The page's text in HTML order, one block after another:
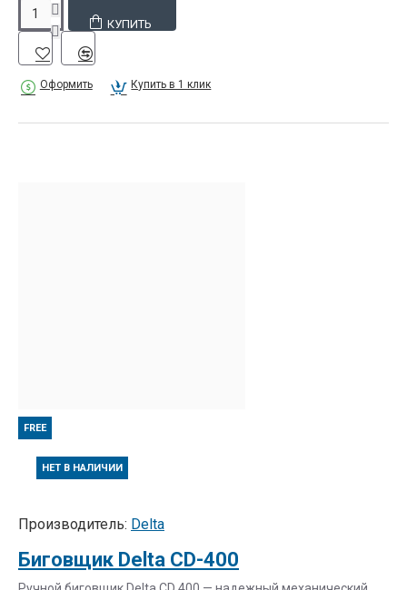
КУПИТЬ
Оформить Купить в 1 клик
FREE
НЕТ В НАЛИЧИИ
Производитель: Delta
Биговщик Delta CD-400